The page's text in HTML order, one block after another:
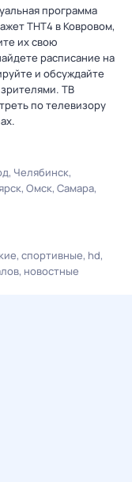
программа
ТНТ4 в Ковровом,
их свою
расписание на
и обсуждайте
ТВ
по телевизору
Челябинск
Омск Самара
спортивные hd
новостные